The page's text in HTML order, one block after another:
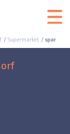
Supermarket spar